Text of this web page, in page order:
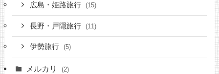
広島・姫路旅行 (15)
長野・戸隠旅行 (11)
伊勢旅行 (5)
メルカリ (2)